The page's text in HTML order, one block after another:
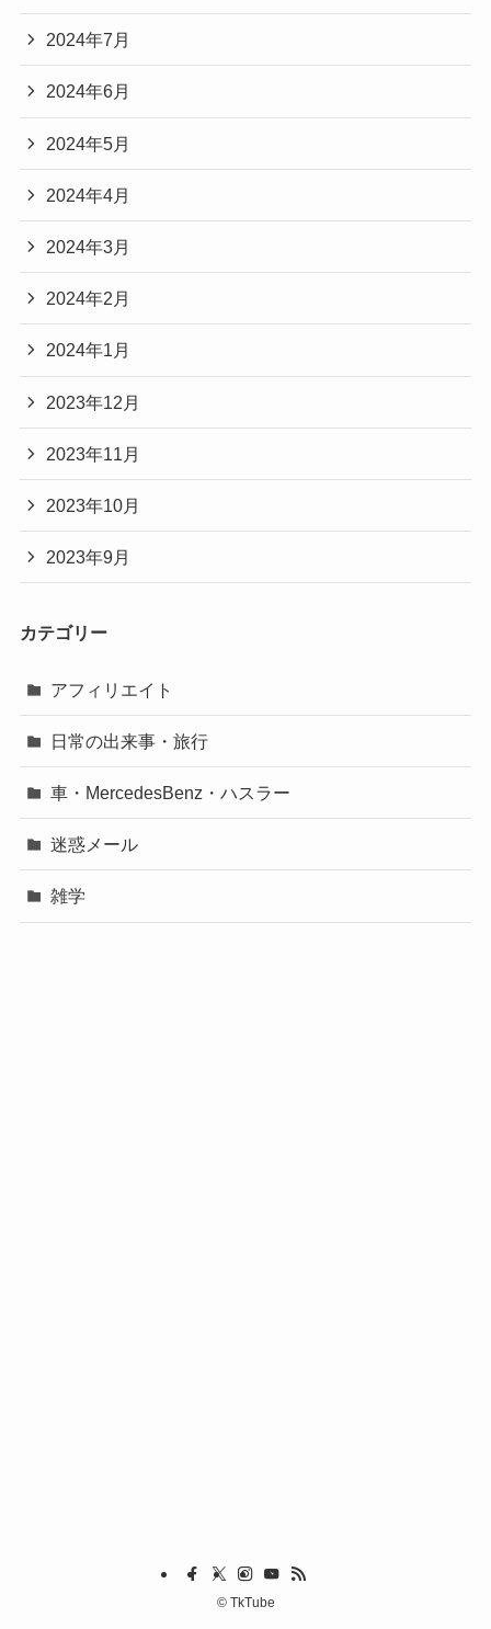
2024年7月
2024年6月
2024年5月
2024年4月
2024年3月
2024年2月
2024年1月
2023年12月
2023年11月
2023年10月
2023年9月
カテゴリー
アフィリエイト
日常の出来事・旅行
車・MercedesBenz・ハスラー
迷惑メール
雑学
©TkTube